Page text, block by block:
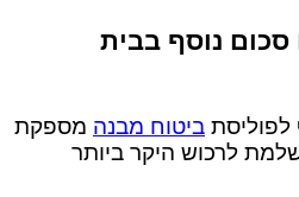
נוסף בבית
לפוליסתביטוח מבנהמספקת
לרכוש היקר ביותר